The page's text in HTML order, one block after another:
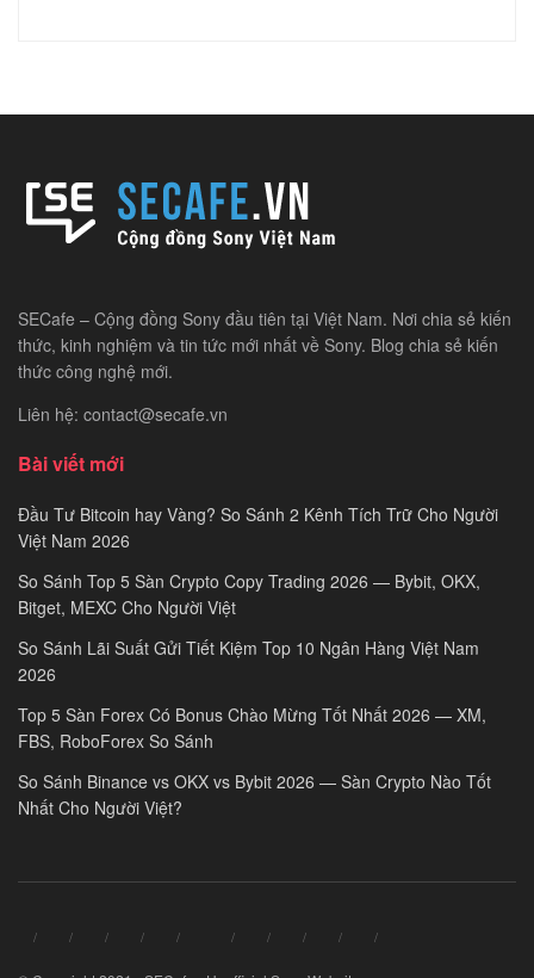
SECafe – Cộng đồng Sony đầu tiên tại Việt Nam. Nơi chia sẻ kiến
thức, kinh nghiệm và tin tức mới nhất về Sony. Blog chia sẻ kiến
thức công nghệ mới.
Liên hệ: contact@secafe.vn
Bài viết mới
Đầu Tư Bitcoin hay Vàng? So Sánh 2 Kênh Tích Trữ Cho Người
Việt Nam 2026
So Sánh Top 5 Sàn Crypto Copy Trading 2026 — Bybit, OKX,
Bitget, MEXC Cho Người Việt
So Sánh Lãi Suất Gửi Tiết Kiệm Top 10 Ngân Hàng Việt Nam
2026
Top 5 Sàn Forex Có Bonus Chào Mừng Tốt Nhất 2026 — XM,
FBS, RoboForex So Sánh
So Sánh Binance vs OKX vs Bybit 2026 — Sàn Crypto Nào Tốt
Nhất Cho Người Việt?